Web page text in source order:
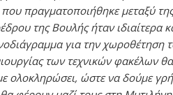
πραγματοποιήθηκε μεταξύ
της Βουλής ήταν
για την χωροθέτηση
των τεχνικών φακέλων
ολοκληρώσει, ώστε να δούμε